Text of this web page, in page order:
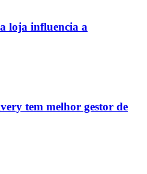
loja influencia a
tem melhor gestor de